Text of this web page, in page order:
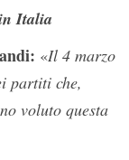
Italia
«Il 4 marzo
partiti che,
voluto questa